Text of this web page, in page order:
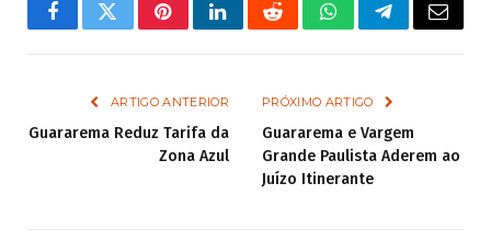
FacebookTwitterPinterestLinkedInRedditWhatsAppTelegramEmail
ARTIGO ANTERIOR
Guararema Reduz Tarifa da
Zona Azul
PRÓXIMO ARTIGO
Guararema e Vargem
Grande Paulista Aderem ao
Juízo Itinerante